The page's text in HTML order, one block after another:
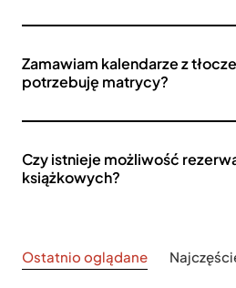
Zamawiam kalendarze z
potrzebuję matrycy?
Czy istnieje możliwość
książkowych?
Ostatnio oglądane